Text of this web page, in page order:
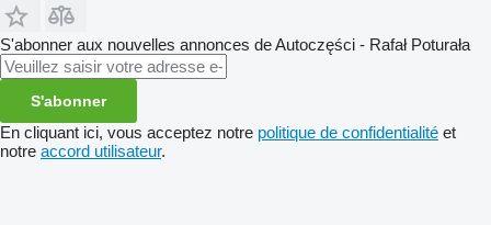
S'abonner aux nouvelles annonces de Autoczęści - Rafał Poturała
S'abonner
En cliquant ici, vous acceptez notre politique de confidentialité et
notre accord utilisateur.